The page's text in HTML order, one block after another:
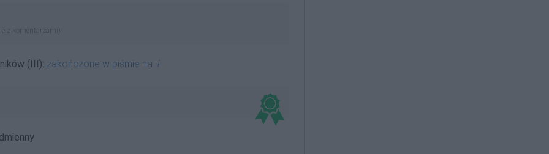
z komentarzami)
(III): zakończone w piśmie na -i